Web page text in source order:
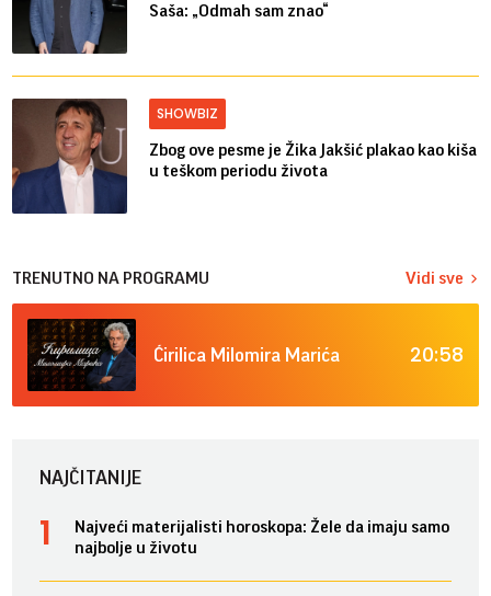
Saša: „Odmah sam znao“
SHOWBIZ
Zbog ove pesme je Žika Jakšić plakao kao kiša
u teškom periodu života
TRENUTNO NA PROGRAMU Vidi sve
Ćirilica Milomira Marića 20:58
NAJČITANIJE
Najveći materijalisti horoskopa: Žele da imaju samo
najbolje u životu